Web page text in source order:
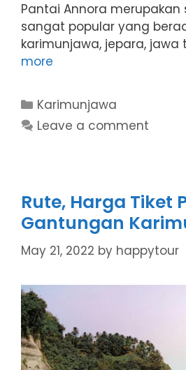
Pantai Annora
sangat popular yang
karimunjawa, jepara, jawa
more
Categories
Karimunjawa
Leave a comment
Rute, Harga Tiket
Gantungan
May 21, 2022 by happytour